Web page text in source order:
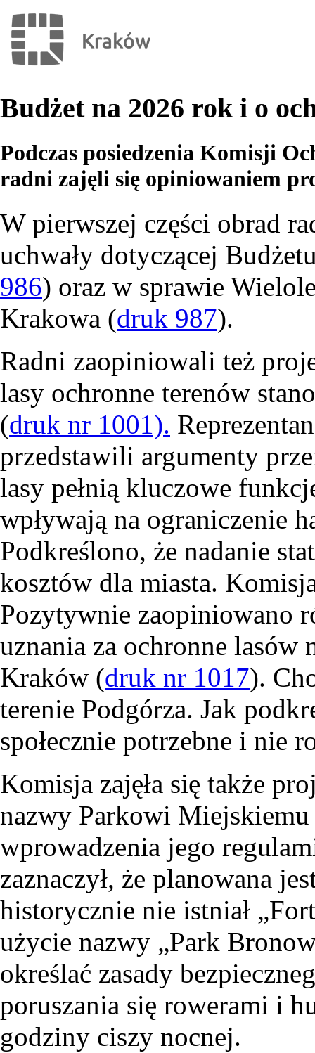
Budżet na 2026 rok i o
Podczas posiedzenia Komisji
radni zajęli się opiniowaniem
W pierwszej części obrad
uchwały dotyczącej
986) oraz w sprawie
Krakowa (druk 987).
Radni zaopiniowali też
lasy ochronne terenów
(druk nr 1001).
przedstawili argumenty
lasy pełnią kluczowe
wpływają na ograniczenie
Podkreślono, że nadanie
kosztów dla miasta.
Pozytywnie zaopiniowano
uznania za ochronne
Kraków (druk nr 1017).
terenie Podgórza. Jak
społecznie potrzebne i nie
Komisja zajęła się także
nazwy Parkowi
wprowadzenia jego
zaznaczył, że planowana
historycznie nie istniał
użycie nazwy „Park
określać zasady
poruszania się rowerami i
godziny ciszy nocnej.